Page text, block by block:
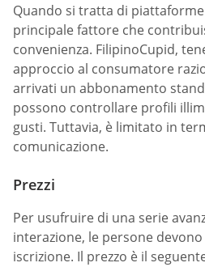
Quando si tratta di
principale fattore che
convenienza. FilipinoCupid,
approccio al consumatore
arrivati un abbonamento
possono controllare profili
gusti. Tuttavia, è limitato in
comunicazione.
Prezzi
Per usufruire di una serie
interazione, le persone
iscrizione. Il prezzo è il